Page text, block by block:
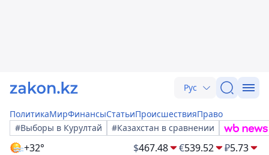
Рус
ПолитикаМирФинансыСтатьиПроисшествияПраво
#Выборы в Курултай
#Казахстан в сравнении
+32° $467.48 €539.52 ₽5.73